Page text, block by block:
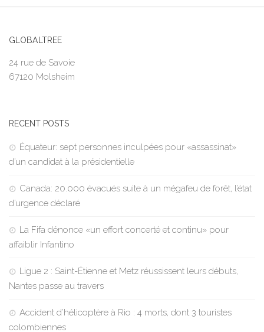
GLOBALTREE
24 rue de Savoie
67120 Molsheim
RECENT POSTS
Équateur: sept personnes inculpées pour «assassinat»
d’un candidat à la présidentielle
Canada: 20.000 évacués suite à un mégafeu de forêt, l’état
d’urgence déclaré
La Fifa dénonce «un effort concerté et continu» pour
affaiblir Infantino
Ligue 2 : Saint-Étienne et Metz réussissent leurs débuts,
Nantes passe au travers
Accident d’hélicoptère à Rio : 4 morts, dont 3 touristes
colombiennes